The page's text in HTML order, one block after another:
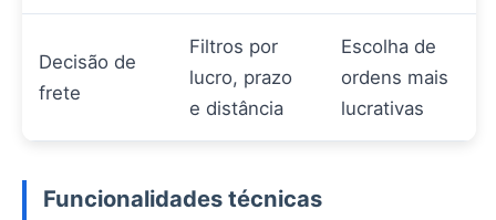
Decisão de
frete
Filtros por
lucro, prazo
e distância
Escolha de
ordens mais
lucrativas
Funcionalidades técnicas